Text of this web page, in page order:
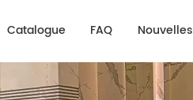
Catalogue FAQ Nouvelles